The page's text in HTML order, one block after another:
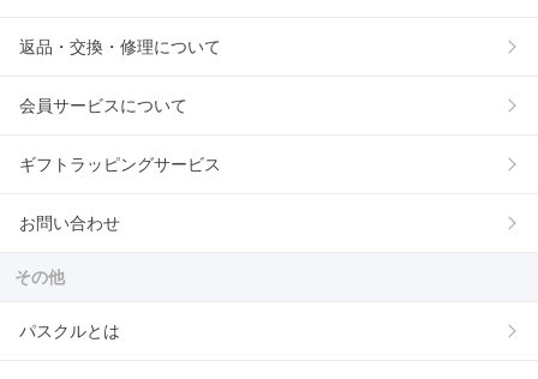
返品・交換・修理について
会員サービスについて
ギフトラッピングサービス
お問い合わせ
その他
パスクルとは